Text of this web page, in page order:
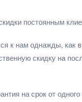
постоянным
к нам однажды, как
скидку на
на срок от одного